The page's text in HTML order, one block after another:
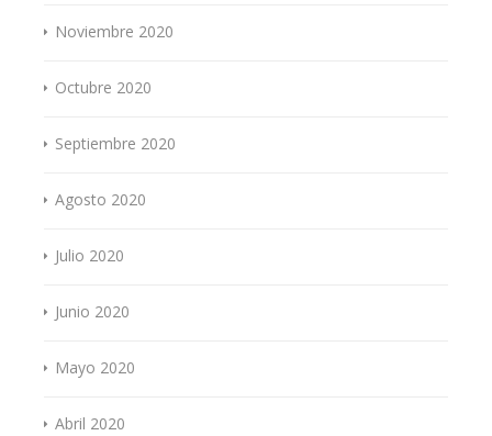
Noviembre 2020
Octubre 2020
Septiembre 2020
Agosto 2020
Julio 2020
Junio 2020
Mayo 2020
Abril 2020